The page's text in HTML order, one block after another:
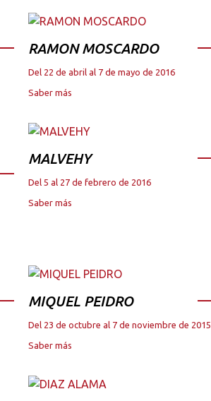
RAMON MOSCARDO
Del 22 de abril al 7 de mayo de 2016
Saber más
MALVEHY
Del 5 al 27 de febrero de 2016
Saber más
MIQUEL PEIDRO
Del 23 de octubre al 7 de noviembre de 2015
Saber más